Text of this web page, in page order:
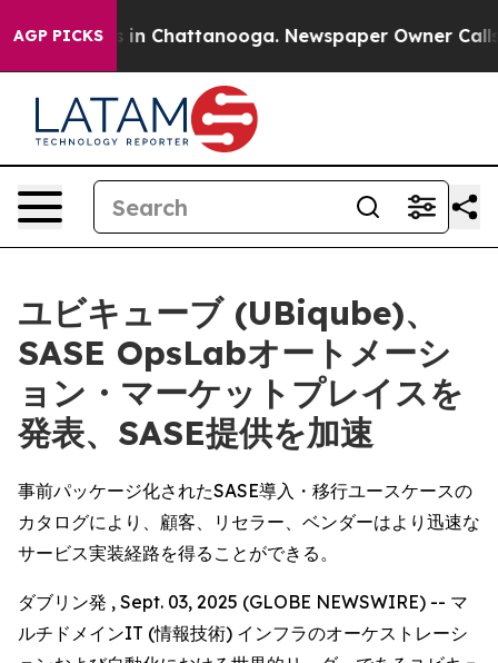
AGP PICKS
Chaos in Chattanooga. Newspaper Owner Calls
ユビキューブ (UBiqube)、
SASE OpsLabオートメーシ
ョン・マーケットプレイスを
発表、SASE提供を加速
事前パッケージ化されたSASE導入・移行ユースケースの
カタログにより、顧客、リセラー、ベンダーはより迅速な
サービス実装経路を得ることができる。
ダブリン発 , Sept. 03, 2025 (GLOBE NEWSWIRE) -- マ
ルチドメインIT (情報技術) インフラのオーケストレーシ